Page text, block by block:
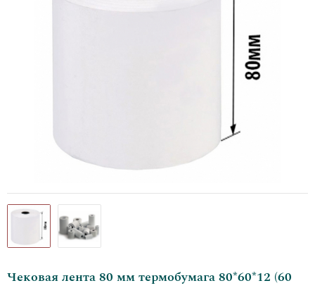
Чековая лента 80 мм термобумага 80*60*12 (60